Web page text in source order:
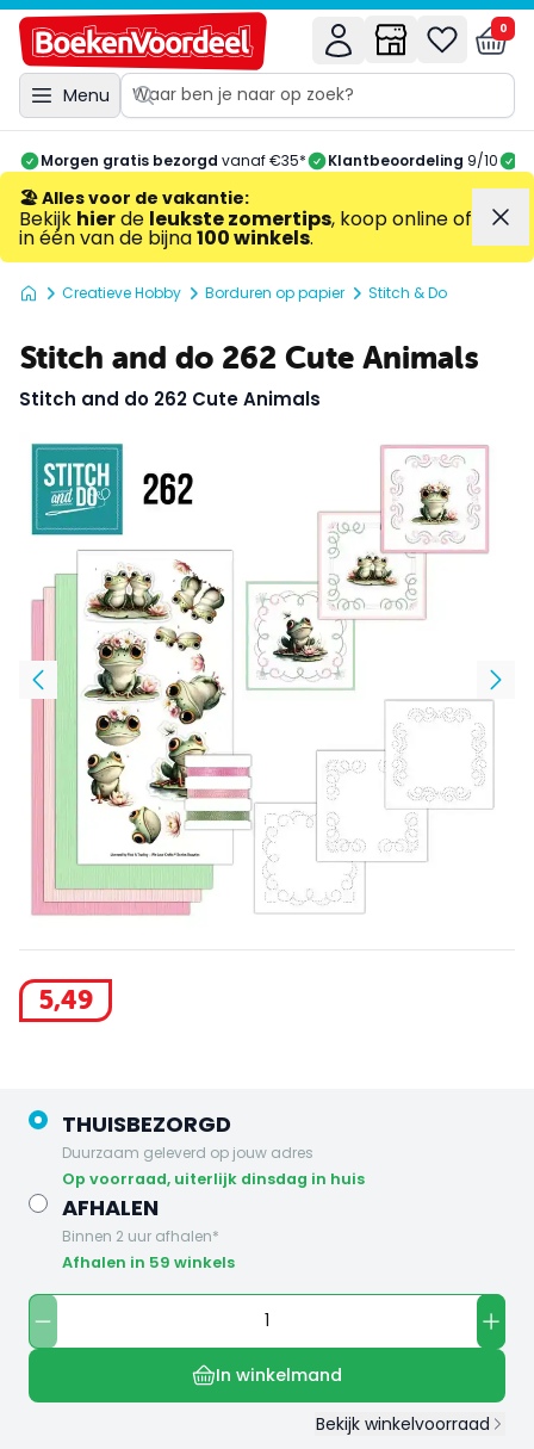
Menu
0
Morgen gratis bezorgd vanaf €35* Klantbeoordeling 9/10
🏖️ Alles voor de vakantie:
Bekijk hierde leukste zomertips, koop online of
in één van de bijna100 winkels.
Creatieve Hobby Borduren op papier Stitch & Do
Stitch and do 262 Cute Animals
Stitch and do 262 Cute Animals
5,49
THUISBEZORGD
Duurzaam geleverd op jouw adres
op voorraad, uiterlijk dinsdag in huis
AFHALEN
Binnen 2 uur afhalen*
Afhalen in 59 winkels
In winkelmand
Bekijk winkelvoorraad